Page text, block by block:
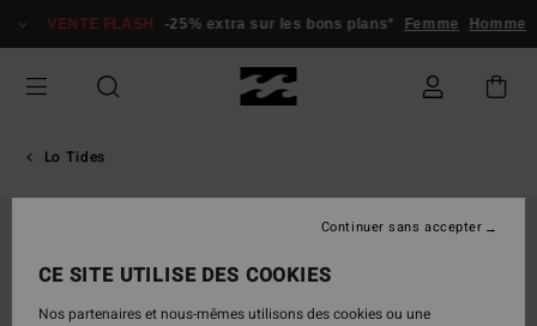
VENTE FLASH -25% extra sur les bons plans* Femme Homme
Lo Tides
CE SITE UTILISE DES COOKIES
Nos partenaires et nous-mêmes utilisons des cookies ou une
Continuer sans accepter